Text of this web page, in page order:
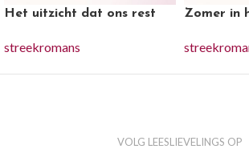
Het uitzicht dat ons rest
streekromans
Zomer in
VOLG LEESLIEVELINGS OP